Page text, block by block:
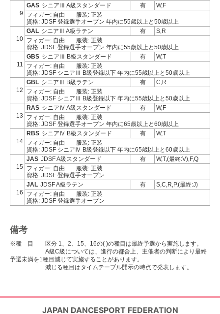
9
GAS シニアⅢ A級スタンダード 有
W,F
フィガー: 自由
服装: 正装
資格: JDSF 登録選手オープン 年内に55歳以上と50歳以上
10
GAL シニアⅢ A級ラテン 有
S,R
フィガー: 自由
服装: 正装
資格: JDSF 登録選手オープン 年内に55歳以上と50歳以上
11
GBS シニアⅢ B級スタンダード 有
W,T
フィガー: 自由
服装: 正装
資格: JDSF シニアⅢ B級登録以下 年内に55歳以上と50歳以上
12
GBL シニアⅢ B級ラテン 有
C,R
フィガー: 自由
服装: 正装
資格: JDSF シニアⅢ B級登録以下 年内に55歳以上と50歳以上
13
RAS シニアⅣ A級スタンダード 有
W,F
フィガー: 自由
服装: 正装
資格: JDSF 登録選手オープン 年内に65歳以上と60歳以上
14
RBS シニアⅣ B級スタンダード 有
W,T
フィガー: 自由
服装: 正装
資格: JDSF シニアⅣ B級登録以下 年内に65歳以上と60歳以上
15
JAS JDSF A級スタンダード 有
W,T,(最終:V),F,Q
フィガー: 自由
服装: 正装
資格: JDSF 登録選手オープン
16
JAL JDSF A級ラテン 有
S,C,R,P,(最終:J)
フィガー: 自由
服装: 正装
資格: JDSF 登録選手オープン
備考
※種 目 区分 1、2、15、16の( )の種目は最終予選から実施します。
A級C級については、進行の都合上、主催者の判断により最終
予選未満を1種目減じて実施することがあります。
減じる種目はタイムテーブル開示の時点で発表します。
JAPAN DANCESPORT FEDERATION